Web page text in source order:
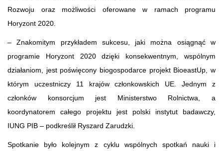
Rozwoju oraz możliwości oferowane w ramach programu
Horyzont 2020.
– Znakomitym przykładem sukcesu, jaki można osiągnąć w
programie Horyzont 2020 dzięki konsekwentnym, wspólnym
działaniom, jest poświęcony biogospodarce projekt BioeastUp, w
którym uczestniczy 11 krajów członkowskich UE. Jednym z
członków konsorcjum jest Ministerstwo Rolnictwa, a
koordynatorem całego projektu jest polski instytut badawczy,
IUNG PIB – podkreślił Ryszard Zarudzki.
Spotkanie było kolejnym z cyklu wspólnych spotkań nauki i